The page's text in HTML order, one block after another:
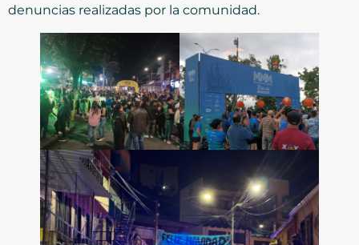
denuncias realizadas por la comunidad.